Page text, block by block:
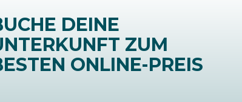
DEINE
ZUM
ONLINE-PREIS